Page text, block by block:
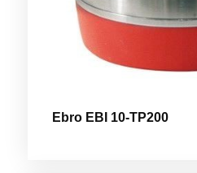
Ebro EBI 10-TP200